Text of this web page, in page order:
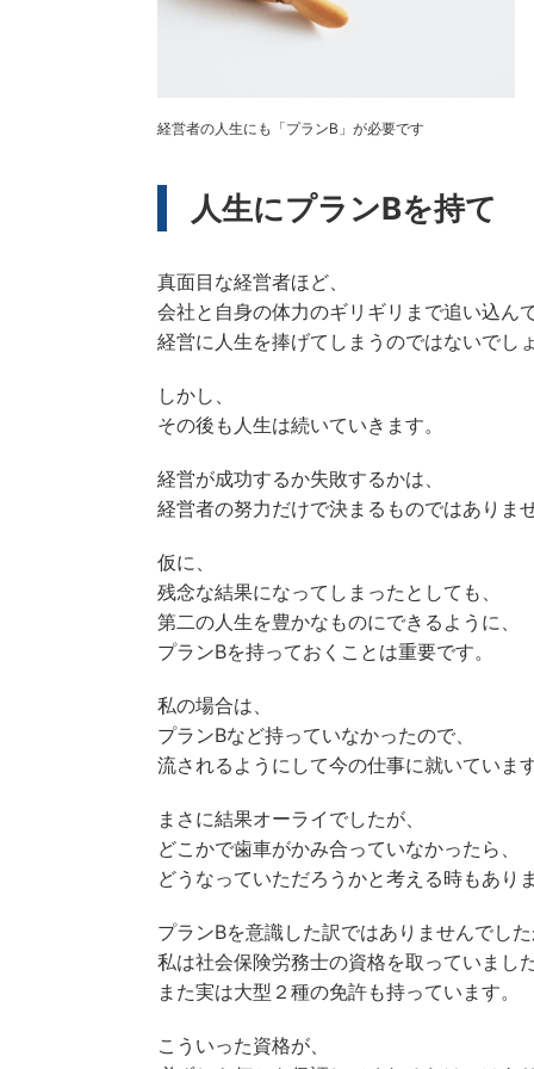
経営者の人生にも「プランB」が必要です
人生にプランBを持て
真面目な経営者ほど、
会社と自身の体力のギリギリまで追い込んで
経営に人生を捧げてしまうのではないでしょ
しかし、
その後も人生は続いていきます。
経営が成功するか失敗するかは、
経営者の努力だけで決まるものではありませ
仮に、
残念な結果になってしまったとしても、
第二の人生を豊かなものにできるように、
プランBを持っておくことは重要です。
私の場合は、
プランBなど持っていなかったので、
流されるようにして今の仕事に就いています
まさに結果オーライでしたが、
どこかで歯車がかみ合っていなかったら、
どうなっていただろうかと考える時もありま
プランBを意識した訳ではありませんでした
私は社会保険労務士の資格を取っていました
また実は大型２種の免許も持っています。
こういった資格が、